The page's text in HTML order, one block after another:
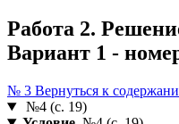
Работа 2.
Вариант 1 -
№ 3 Вернуться к
№4 (с. 19)